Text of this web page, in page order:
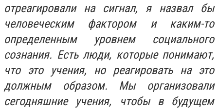
отреагировали на сигнал, я назвал бы
человеческим фактором и каким-то
определенным уровнем социального
сознания. Есть люди, которые понимают,
что это учения, но реагировать на это
должным образом. Мы организовали
сегодняшние учения, чтобы в будущем